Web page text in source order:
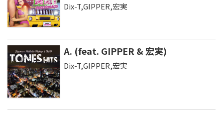
Dix-T,GIPPER,宏実
A. (feat. GIPPER & 宏実)
Dix-T,GIPPER,宏実